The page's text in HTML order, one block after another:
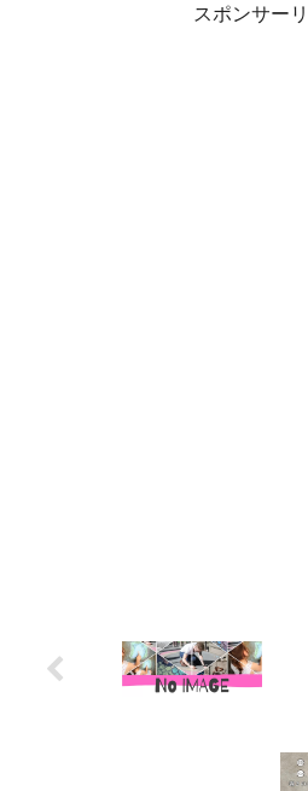
存
常温
スポンサー